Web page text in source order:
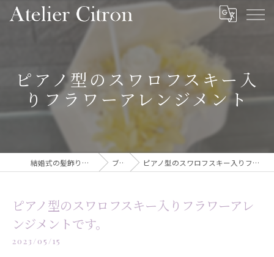
ピアノ型のスワロフスキー入
りフラワーアレンジメント
結婚式の髪飾りならAtelier Citron ブログ ピアノ型のスワロフスキー入りフラワーアレンジメントです。
ピアノ型のスワロフスキー入りフラワーアレ
ンジメントです。
2023/05/15